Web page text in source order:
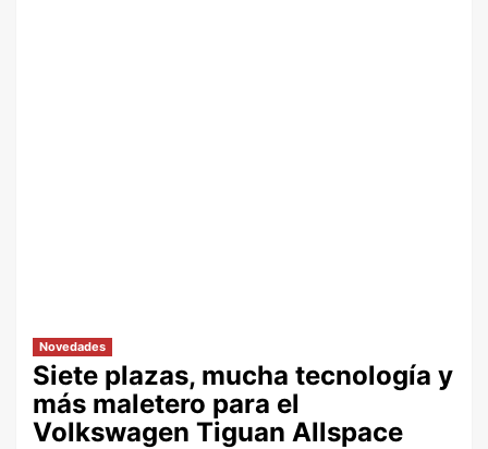
Novedades
Siete plazas, mucha tecnología y
más maletero para el
Volkswagen Tiguan Allspace